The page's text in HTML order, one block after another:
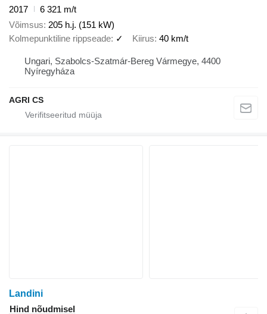
2017
6 321 m/t
Võimsus 205 h.j. (151 kW)
Kolmepunktiline rippseade ✓ Kiirus 40 km/t
Ungari, Szabolcs-Szatmár-Bereg Vármegye, 4400
Nyíregyháza
AGRI CS
Landini
Hind nõudmisel